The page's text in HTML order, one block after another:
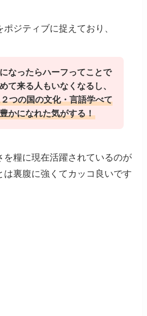
ポジティブに捉えており、
なったらハーフってことで
て来る人もいなくなるし、
つの国の文化・言語学べて
かになれた気がする！
を糧に現在活躍されているのが
は裏腹に強くてカッコ良いです